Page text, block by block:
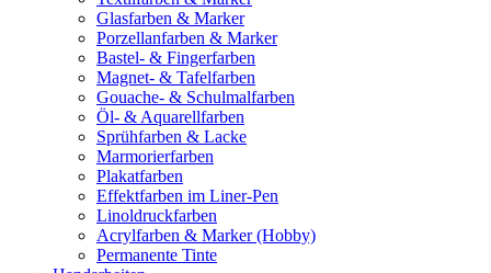
Glasfarben & Marker
Porzellanfarben & Marker
Bastel- & Fingerfarben
Magnet- & Tafelfarben
Gouache- & Schulmalfarben
Öl- & Aquarellfarben
Sprühfarben & Lacke
Marmorierfarben
Plakatfarben
Effektfarben im Liner-Pen
Linoldruckfarben
Acrylfarben & Marker (Hobby)
Permanente Tinte